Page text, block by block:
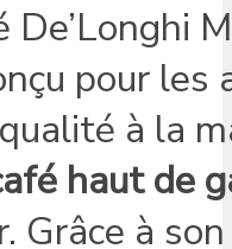
De’Longhi
pour
à la
haut de
Grâce à